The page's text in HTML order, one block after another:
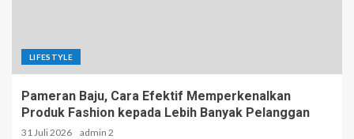
LIFESTYLE
Pameran Baju, Cara Efektif Memperkenalkan
Produk Fashion kepada Lebih Banyak Pelanggan
31 Juli 2026 admin 2